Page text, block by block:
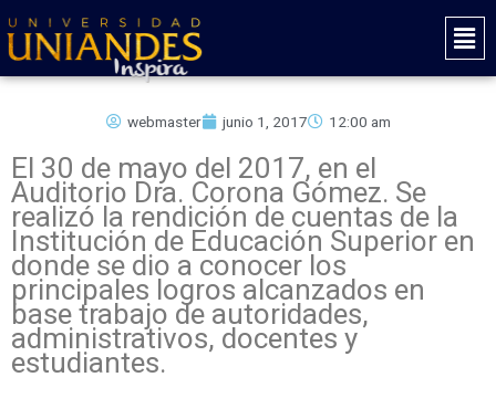
al
contenido
Main
webmaster junio 1, 2017 12:00 am
El 30 de mayo del 2017, en el
Auditorio Dra. Corona Gómez. Se
realizó la rendición de cuentas de la
Institución de Educación Superior en
donde se dio a conocer los
principales logros alcanzados en
base trabajo de autoridades,
administrativos, docentes y
estudiantes.